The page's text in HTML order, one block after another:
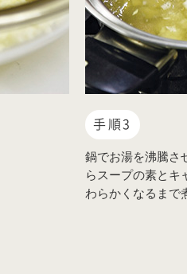
手順3
鍋でお湯を沸騰さ
らスープの素とキ
わらかくなるまで